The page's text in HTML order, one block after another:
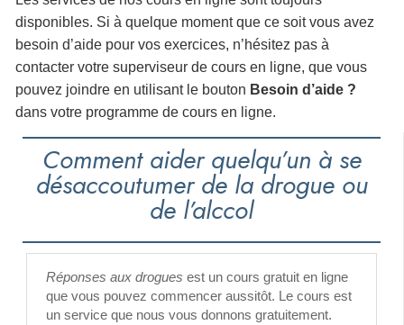
disponibles. Si à quelque moment que ce soit vous avez
besoin d’aide pour vos exercices, n’hésitez pas à
contacter votre superviseur de cours en ligne, que vous
pouvez joindre en utilisant le bouton Besoin d’aide ?
dans votre programme de cours en ligne.
Comment aider quelqu’un à se
désaccoutumer de la drogue ou
de l’alccol
Réponses aux drogues est un cours gratuit en ligne
que vous pouvez commencer aussitôt. Le cours est
un service que nous vous donnons gratuitement.